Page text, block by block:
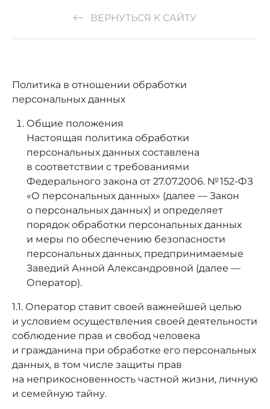
ВЕРНУТЬСЯ К САЙТУ
Политика в отношении обработки
персональных данных
Общие положения
Настоящая политика обработки
персональных данных составлена
в соответствии с требованиями
Федерального закона от 27.07.2006. № 152-ФЗ
«О персональных данных» (далее — Закон
о персональных данных) и определяет
порядок обработки персональных данных
и меры по обеспечению безопасности
персональных данных, предпринимаемые
Заведий Анной Александровной (далее —
Оператор).
1.1. Оператор ставит своей важнейшей целью
и условием осуществления своей деятельности
соблюдение прав и свобод человека
и гражданина при обработке его персональных
данных, в том числе защиты прав
на неприкосновенность частной жизни, личную
и семейную тайну.